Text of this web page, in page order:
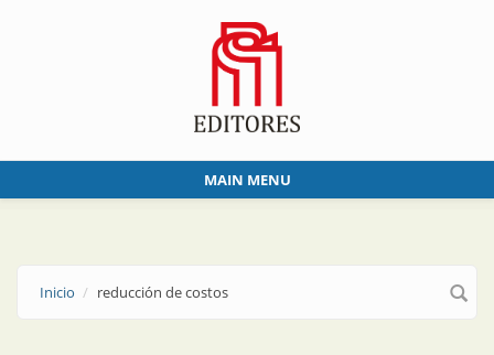
MAIN MENU
Inicio reducción de costos